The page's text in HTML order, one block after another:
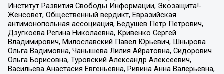
Институт Развития Свободы Информации, Экозащита!-
Женсовет, Общественный вердикт, Евразийская
антимонопольная ассоциация, Бедушев Петр Петрович,
Дзугкоева Регина Николаевна, Кривенко Сергей
Владимирович, Милославский Павел Юрьевич, Шнырова
Ольга Вадимовна, Чанышева Лилия Айратовна, Сидорович
Ольга Борисовна, Туровский Александр Алексеевич,
Васильева Анастасия Евгеньевна, Ривина Анна Валерьевна,